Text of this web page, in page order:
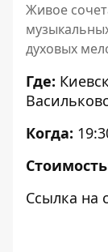
Живое
духовых
Где:
Когда:
Ссылка на